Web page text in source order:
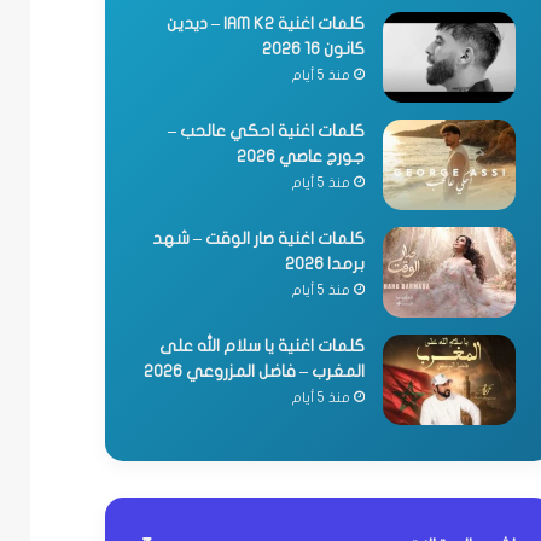
كلمات اغنية IAM K2 – ديدين
كانون 16 2026
منذ 5 أيام
كلمات اغنية احكي عالحب –
جورج عاصي 2026
منذ 5 أيام
كلمات اغنية صار الوقت – شهد
برمدا 2026
منذ 5 أيام
كلمات اغنية يا سلام الله على
المغرب – فاضل المزروعي 2026
منذ 5 أيام